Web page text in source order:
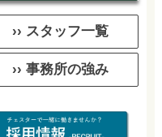
›› スタッフ一覧
›› 事務所の強み